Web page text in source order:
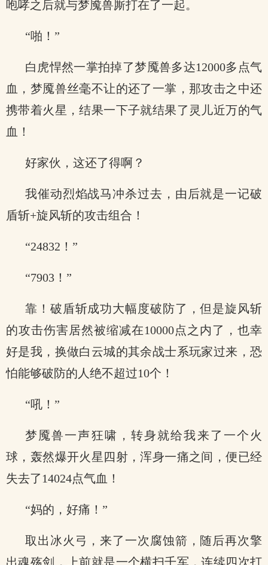
咆哮之后就与梦魇兽厮打在了一起。
“啪！”
白虎悍然一掌拍掉了梦魇兽多达12000多点气
血，梦魇兽丝毫不让的还了一掌，那攻击之中还
携带着火星，结果一下子就结果了灵儿近万的气
血！
好家伙，这还了得啊？
我催动烈焰战马冲杀过去，由后就是一记破
盾斩+旋风斩的攻击组合！
“24832！”
“7903！”
靠！破盾斩成功大幅度破防了，但是旋风斩
的攻击伤害居然被缩减在10000点之内了，也幸
好是我，换做白云城的其余战士系玩家过来，恐
怕能够破防的人绝不超过10个！
“吼！”
梦魇兽一声狂啸，转身就给我来了一个火
球，轰然爆开火星四射，浑身一痛之间，便已经
失去了14024点气血！
“妈的，好痛！”
取出冰火弓，来了一次腐蚀箭，随后再次擎
出魂殇剑，上前就是一个横扫千军，连续四次打